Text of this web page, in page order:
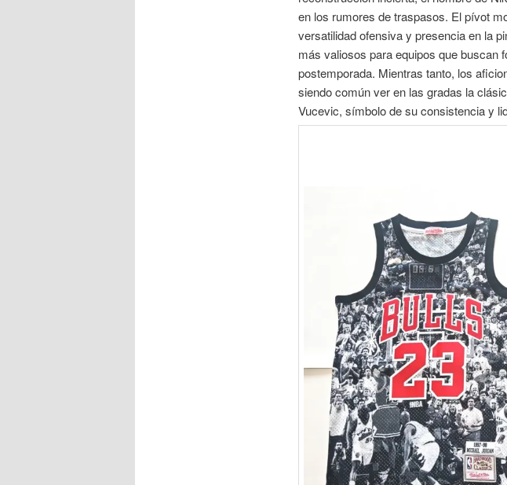
en los rumores de traspasos. El pívot
versatilidad ofensiva y presencia en la
más valiosos para equipos que buscan
postemporada. Mientras tanto, los
siendo común ver en las gradas la
Vucevic, símbolo de su consistencia y